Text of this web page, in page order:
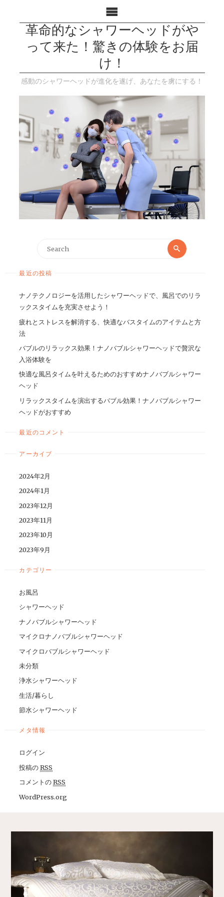
革命的なシャワーヘッドがや
って来た！驚きの体験をお届
け！
感動のシャワーヘッドが進化を遂げ、あなたを虜にする！
最近の投稿
ナノテクノロジーを活用したシャワーヘッドで、風呂でのリラ
ックスタイムを充実させよう！
疲れとストレスを解消する、快適なバスタイムのアイテムと方
法
バブルのリラックス効果！ナノバブルシャワーヘッドで贅沢な
入浴体験を
快適な風呂タイムを叶えるためのおすすめナノバブルシャワー
ヘッド
リラックスタイムを演出するバブル効果！ナノバブルシャワー
ヘッドがおすすめ
最近のコメント
アーカイブ
2024年2月
2024年1月
2023年12月
2023年11月
2023年10月
2023年9月
カテゴリー
お風呂
シャワーヘッド
ナノバブルシャワーヘッド
マイクロナノバブルシャワーヘッド
マイクロバブルシャワーヘッド
未分類
浄水シャワーヘッド
生活/暮らし
節水シャワーヘッド
メタ情報
ログイン
投稿のRSS
コメントのRSS
WordPress.org